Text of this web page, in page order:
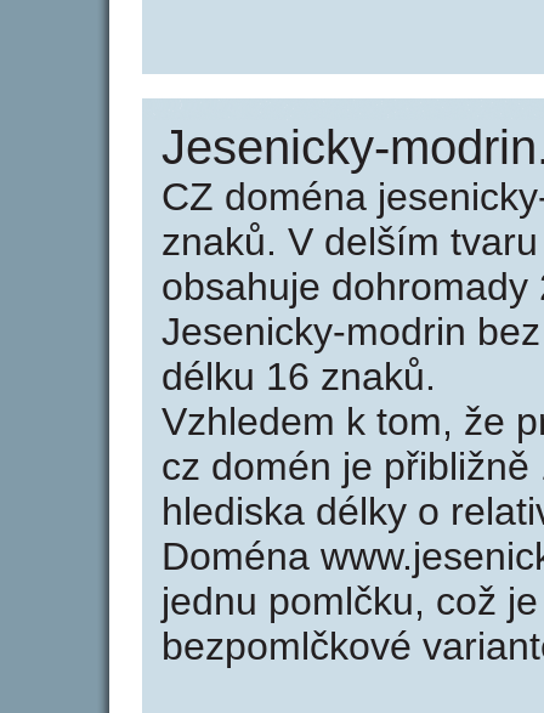
Jesenicky-
CZ doména
znaků. V delším
obsahuje
Jesenicky-modrin
délku 16 znaků.
Vzhledem k tom, že
cz domén je
hlediska délky o
Doména
jednu pomlčku, což
bezpomlčkové